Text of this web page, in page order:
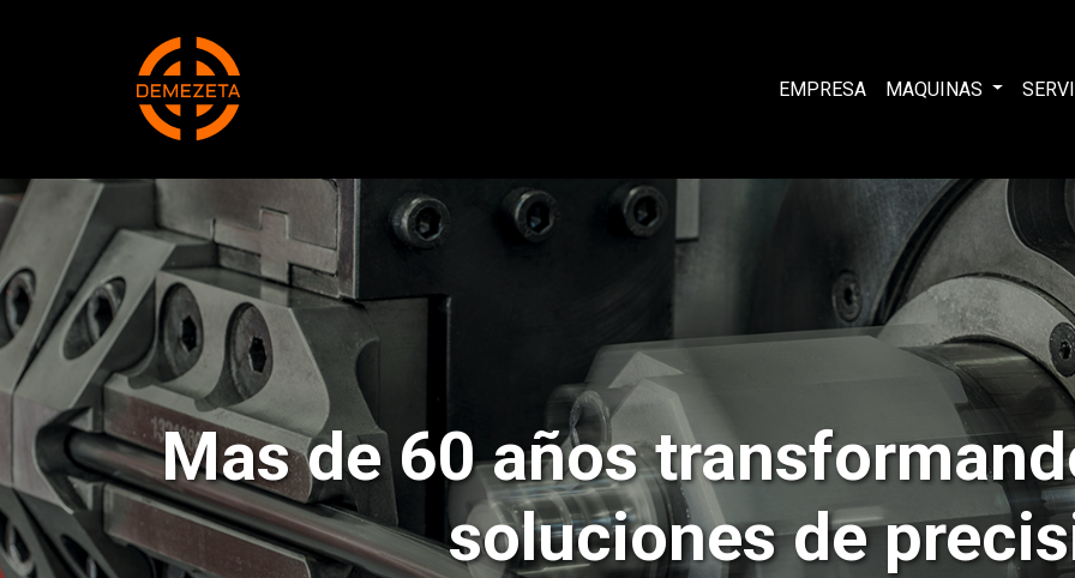
EMPRESA MAQUINAS
Mas de 60 años
soluciones de